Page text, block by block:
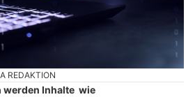
REDAKTION
werden Inhalte wie